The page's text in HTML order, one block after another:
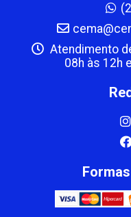
Atendimento
08h às 12h